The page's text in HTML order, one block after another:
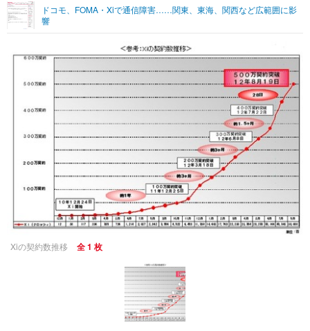
グラビア ブログ
その他
ドコモ、FOMA・Xiで通信障害……関東、東海、関西など広範囲に影
響
Xiの契約数推移 全 1 枚